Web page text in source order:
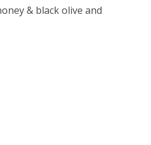
& black olive and